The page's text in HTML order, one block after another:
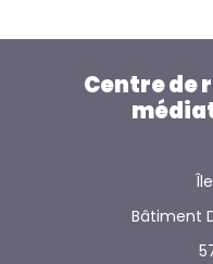
Centre de
Bâtiment